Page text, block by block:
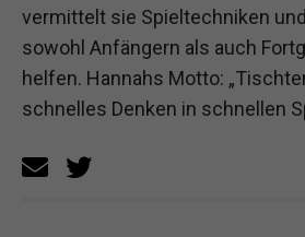
vermittelt sie Spieltechniken
sowohl Anfängern als auch
helfen. Hannahs Motto:
schnelles Denken in schnellen